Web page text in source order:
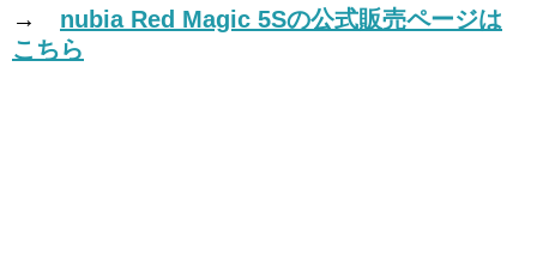
→ nubia Red Magic 5Sの公式販売ページは
こちら